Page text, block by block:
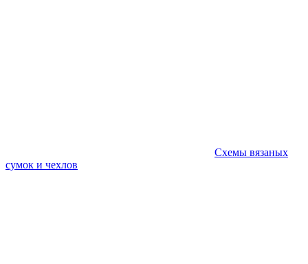
Схемы вязаных
сумок и чехлов